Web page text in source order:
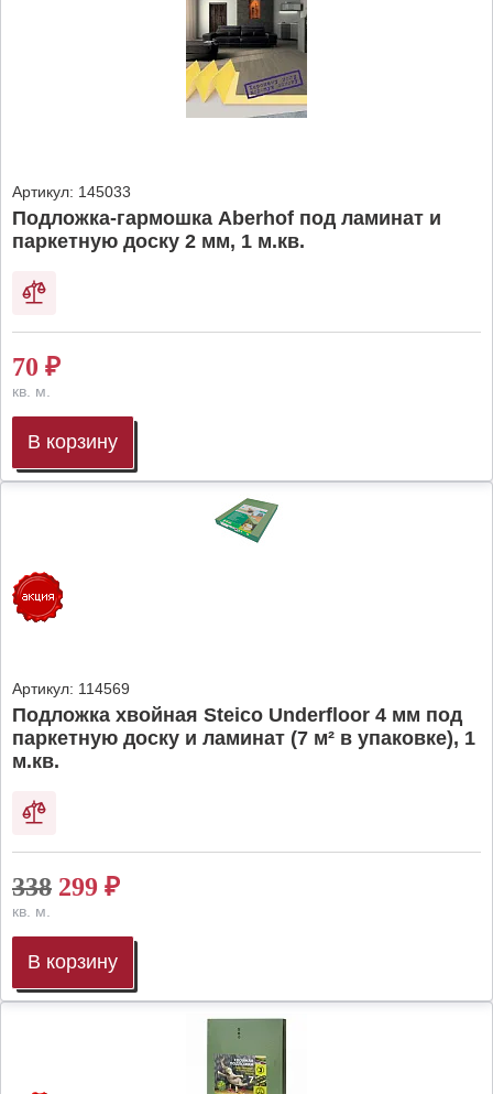
Артикул: 145033
Подложка-гармошка Aberhof под ламинат и
паркетную доску 2 мм, 1 м.кв.
70 ₽
кв. м.
В корзину
Артикул: 114569
Подложка хвойная Steico Underfloor 4 мм под
паркетную доску и ламинат (7 м² в упаковке), 1
м.кв.
338 299 ₽
кв. м.
В корзину